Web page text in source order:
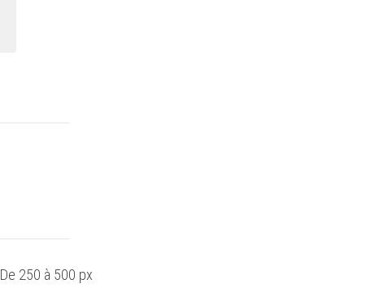
De 250 à 500 px